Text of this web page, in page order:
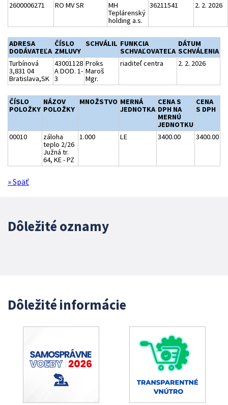
2600006271 RO MV SR
MH
Teplárenský
holding a.s.
36211541 2. 2. 2026
ADRESA
DODÁVATEĽA
ČÍSLO
ZMLUVY
SCHVÁLIL FUNKCIA
SCHVAĽOVATEĽA
DÁTUM
SCHVÁLENIA
Turbínová
3,831 04
Bratislava,SK
43001128
A DOD. 1-
3
Proks
Maroš
Mgr.
riaditeľ centra 2. 2. 2026
ČÍSLO
POLOŽKY
NÁZOV
POLOŽKY
MNOŽSTVO MERNÁ
JEDNOTKA
CENA S
DPH NA
MERNÚ
JEDNOTKU
CENA
S DPH
00010
záloha
teplo 2/26
Južná tr.
64, KE - PZ
1.000 LE 3400.00 3400.00
» Späť
Dôležité oznamy
Dôležité informácie